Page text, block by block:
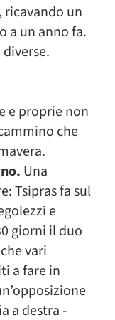
ricavando un
a un anno fa.
e proprie non
che
Una
Tsipras fa sul
e
giorni il duo
vari
a fare in
a destra -